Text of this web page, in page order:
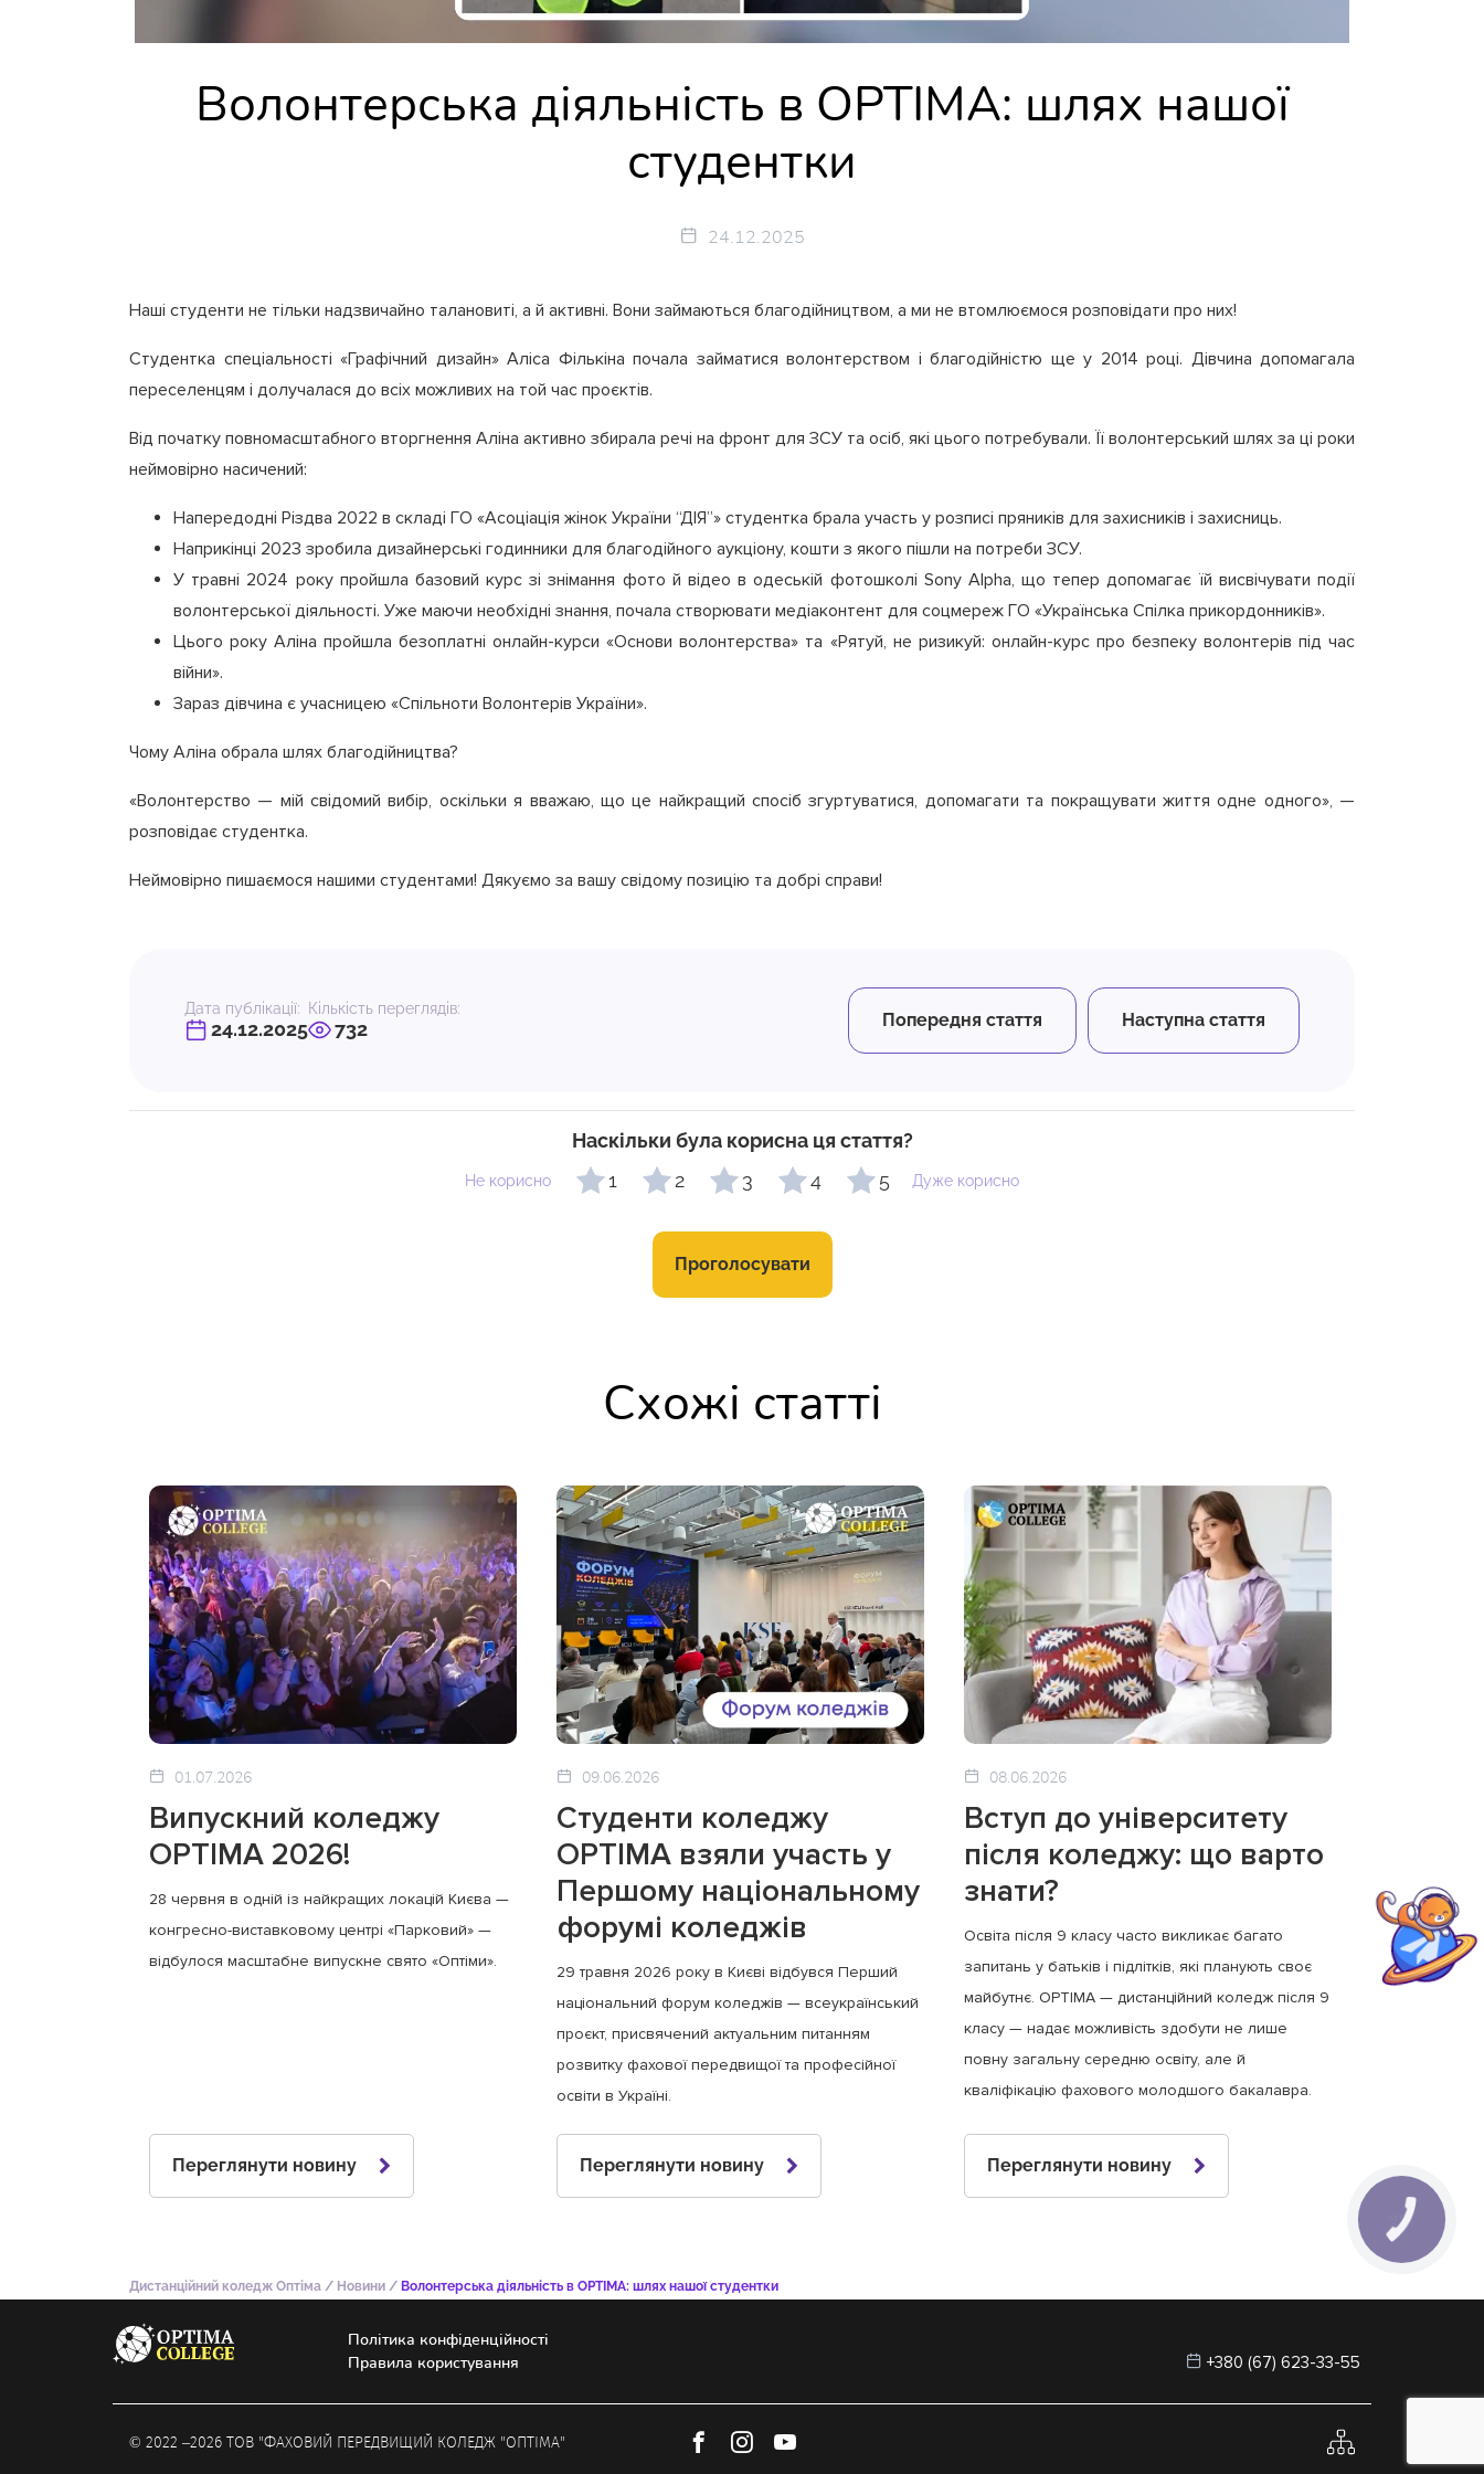
Волонтерська діяльність в ОPTIMA: шлях нашої
студентки
24.12.2025
Наші студенти не тільки надзвичайно талановиті, а й активні. Вони займаються благодійництвом, а ми не втомлюємося розповідати про них!
Студентка спеціальності «Графічний дизайн» Аліса Фількіна почала займатися волонтерством і благодійністю ще у 2014 році. Дівчина допомагала
переселенцям і долучалася до всіх можливих на той час проєктів.
Від початку повномасштабного вторгнення Аліна активно збирала речі на фронт для ЗСУ та осіб, які цього потребували. Її волонтерський шлях за ці роки
неймовірно насичений:
Напередодні Різдва 2022 в складі ГО «Асоціація жінок України “ДІЯ”» студентка брала участь у розписі пряників для захисників і захисниць.
Наприкінці 2023 зробила дизайнерські годинники для благодійного аукціону, кошти з якого пішли на потреби ЗСУ.
У травні 2024 року пройшла базовий курс зі знімання фото й відео в одеській фотошколі Sony Alpha, що тепер допомагає їй висвічувати події
волонтерської діяльності. Уже маючи необхідні знання, почала створювати медіаконтент для соцмереж ГО «Українська Спілка прикордонників».
Цього року Аліна пройшла безоплатні онлайн-курси «Основи волонтерства» та «Рятуй, не ризикуй: онлайн-курс про безпеку волонтерів під час
війни».
Зараз дівчина є учасницею «Спільноти Волонтерів України».
Чому Аліна обрала шлях благодійництва?
«Волонтерство — мій свідомий вибір, оскільки я вважаю, що це найкращий спосіб згуртуватися, допомагати та покращувати життя одне одного», —
розповідає студентка.
Неймовірно пишаємося нашими студентами! Дякуємо за вашу свідому позицію та добрі справи!
Дата публікації:
24.12.2025
Кількість переглядів:
732 Попередня стаття Наступна стаття
Наскільки була корисна ця стаття?
Не корисно 1 2 3 4 5 Дуже корисно
Проголосувати
Схожі статті
01.07.2026
Випускний коледжу
OPTIMA 2026!
28 червня в одній із найкращих локацій Києва —
конгресно-виставковому центрі «Парковий» —
відбулося масштабне випускне свято «Оптіми».
Переглянути новину
09.06.2026
Студенти коледжу
OPTIMA взяли участь у
Першому національному
форумі коледжів
29 травня 2026 року в Києві відбувся Перший
національний форум коледжів — всеукраїнський
проєкт, присвячений актуальним питанням
розвитку фахової передвищої та професійної
освіти в Україні.
Переглянути новину
08.06.2026
Вступ до університету
після коледжу: що варто
знати?
Освіта після 9 класу часто викликає багато
запитань у батьків і підлітків, які планують своє
майбутнє. OPTIMA — дистанційний коледж після 9
класу — надає можливість здобути не лише
повну загальну середню освіту, але й
кваліфікацію фахового молодшого бакалавра.
Переглянути новину
Дистанційний коледж Оптіма / Новини / Волонтерська діяльність в ОPTIMA: шлях нашої студентки
Політика конфіденційності
Правила користування
+380 (67) 623-33-55
© 2022 –2026 ТОВ "ФАХОВИЙ ПЕРЕДВИЩИЙ КОЛЕДЖ "ОПТІМА"